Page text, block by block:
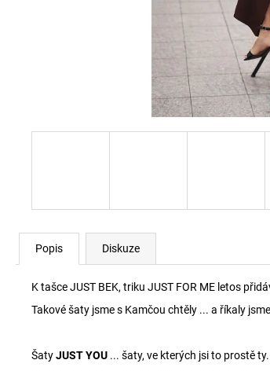
Popis Diskuze
K tašce JUST BEK, triku JUST FOR ME letos
Takové šaty jsme s Kamčou chtěly ... a říkaly
ŠatyJUST YOU ... šaty, ve kterých jsi to prostě